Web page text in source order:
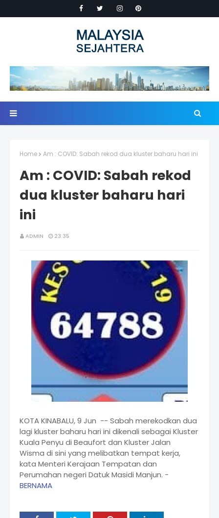
Home Am : COVID: Sabah rekod dua kluster baharu hari ini
Am : COVID: Sabah rekod
dua kluster baharu hari
ini
ADMIN 23:35
KOTA KINABALU, 9 Jun -- Sabah merekodkan dua
lagi kluster baharu hari ini dikenali sebagai Kluster
Kuala Penyu di Beaufort dan Kluster Jalan
Wisma di sini yang melibatkan tempat kerja,
kata Menteri Kerajaan Tempatan dan
Perumahan negeri Datuk Masidi Manjun. -
BERNAMA